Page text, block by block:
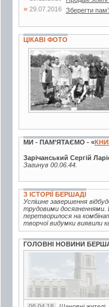
» 29.07.2016 Зберегти
ЦІКАВІ ФОТО
2 фото
МИ - ПАМ’ЯТАЄМО - «
Зарічанський Сергій
Загинув 00.06.44.
З ІСТОРІЇ БЕРШАДІ
Успішне завершення
трудовими досягненнями.
перетворилося на
творчої видумки виявили
ГОЛОВНІ НОВИНИ